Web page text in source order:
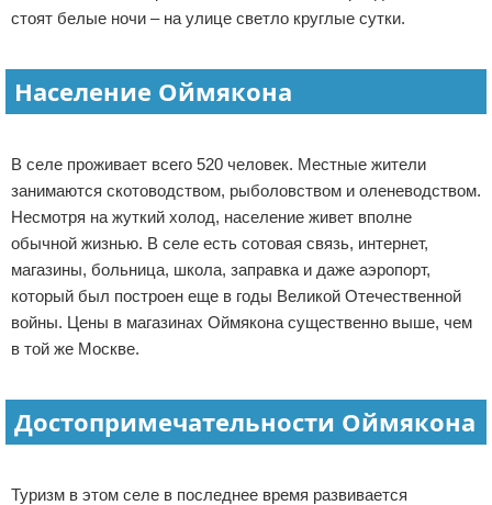
стоят белые ночи – на улице светло круглые сутки.
Население Оймякона
В селе проживает всего 520 человек. Местные жители
занимаются скотоводством, рыболовством и оленеводством.
Несмотря на жуткий холод, население живет вполне
обычной жизнью. В селе есть сотовая связь, интернет,
магазины, больница, школа, заправка и даже аэропорт,
который был построен еще в годы Великой Отечественной
войны. Цены в магазинах Оймякона существенно выше, чем
в той же Москве.
Достопримечательности Оймякона
Туризм в этом селе в последнее время развивается